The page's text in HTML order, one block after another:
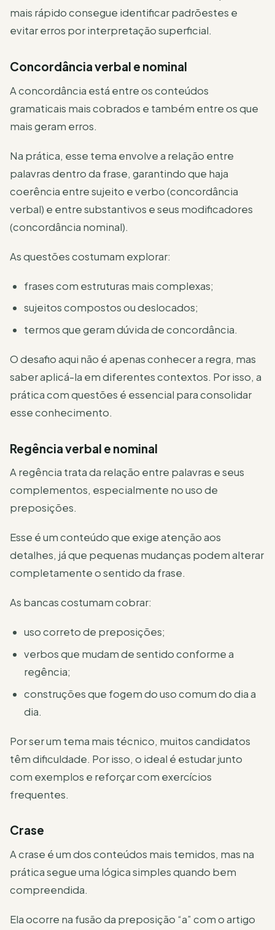
mais rápido consegue identificar padrõestes e
evitar erros por interpretação superficial.
Concordância verbal e nominal
A concordância está entre os conteúdos
gramaticais mais cobrados e também entre os que
mais geram erros.
Na prática, esse tema envolve a relação entre
palavras dentro da frase, garantindo que haja
coerência entre sujeito e verbo (concordância
verbal) e entre substantivos e seus modificadores
(concordância nominal).
As questões costumam explorar:
frases com estruturas mais complexas;
sujeitos compostos ou deslocados;
termos que geram dúvida de concordância.
O desafio aqui não é apenas conhecer a regra, mas
saber aplicá-la em diferentes contextos. Por isso, a
prática com questões é essencial para consolidar
esse conhecimento.
Regência verbal e nominal
A regência trata da relação entre palavras e seus
complementos, especialmente no uso de
preposições.
Esse é um conteúdo que exige atenção aos
detalhes, já que pequenas mudanças podem alterar
completamente o sentido da frase.
As bancas costumam cobrar:
uso correto de preposições;
verbos que mudam de sentido conforme a
regência;
construções que fogem do uso comum do dia a
dia.
Por ser um tema mais técnico, muitos candidatos
têm dificuldade. Por isso, o ideal é estudar junto
com exemplos e reforçar com exercícios
frequentes.
Crase
A crase é um dos conteúdos mais temidos, mas na
prática segue uma lógica simples quando bem
compreendida.
Ela ocorre na fusão da preposição “a” com o artigo